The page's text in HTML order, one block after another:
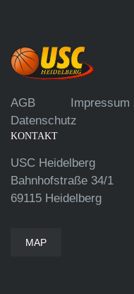
AGB Impressum
Datenschutz
KONTAKT
USC Heidelberg
Bahnhofstraße 34/1
69115 Heidelberg
MAP